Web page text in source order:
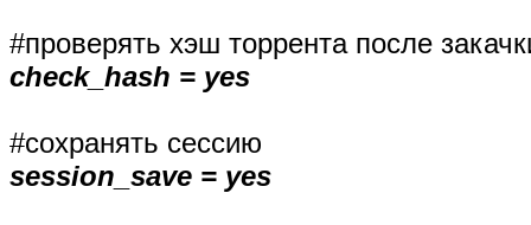
#проверять хэш торрента после
check_hash = yes
#сохранять сессию
session_save = yes